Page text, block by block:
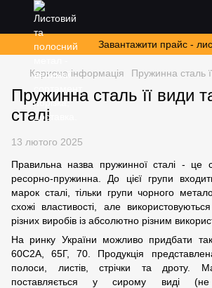
Завантажити прайс -
Корисна інформація Пружинна сталь
Пружинна сталь її види
сталі
13 лютого 2025
Правильна назва пружинної сталі - це
ресорно-пружинна. До цієї групи
марок сталі, тільки групи чорного
схожі властивості, але
різних виробів із абсолютно різним
На ринку України можливо придбати
60С2А, 65Г, 70. Продукція
полоси, листів, стрічки та дроту.
поставляється у сирому виді